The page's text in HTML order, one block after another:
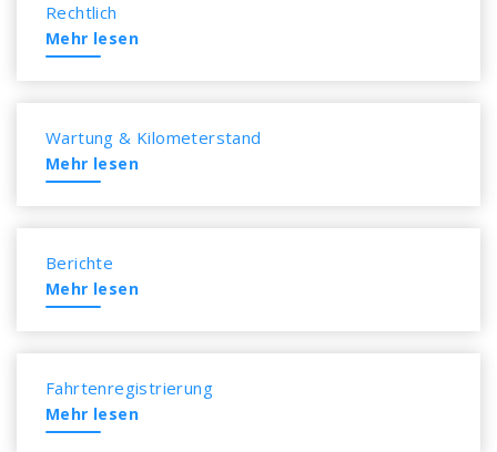
Rechtlich
Mehr lesen
Wartung & Kilometerstand
Mehr lesen
Berichte
Mehr lesen
Fahrtenregistrierung
Mehr lesen